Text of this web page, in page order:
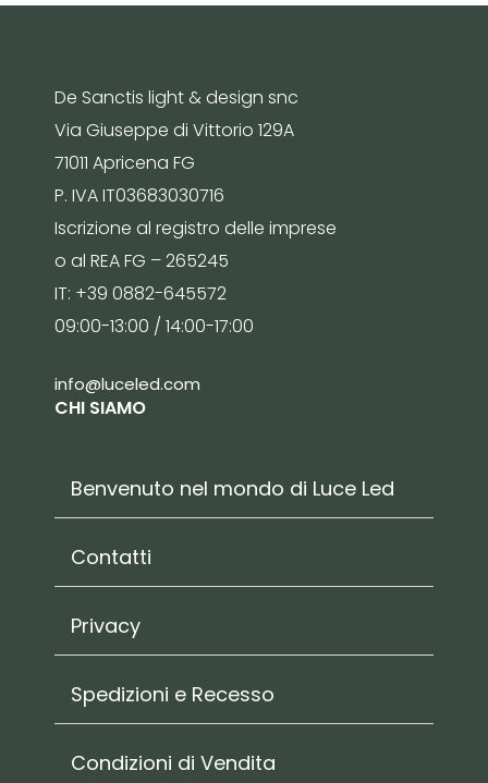
De Sanctis light & design snc
Via Giuseppe di Vittorio 129A
71011 Apricena FG
P. IVA IT03683030716
Iscrizione al registro delle imprese
o al REA FG – 265245
IT: +39 0882-645572
09:00-13:00 / 14:00-17:00
info@luceled.com
CHI SIAMO
Benvenuto nel mondo di Luce Led
Contatti
Privacy
Spedizioni e Recesso
Condizioni di Vendita